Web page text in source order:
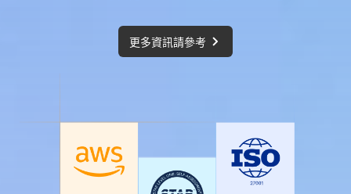
更多資訊請參考